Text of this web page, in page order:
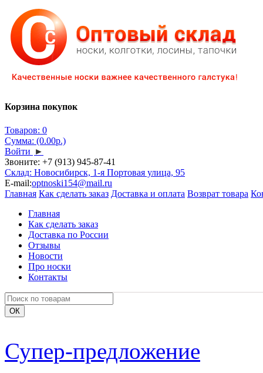
Корзина покупок
Товаров: 0
Сумма: (0.00р.)
Войти ►
Звоните: +7 (913) 945-87-41
Склад: Новосибирск, 1-я Портовая улица, 95
E-mail:optnoski154@mail.ru
Главная Как сделать заказ Доставка и оплата Возврат товара
Главная
Как сделать заказ
Доставка по России
Отзывы
Новости
Про носки
Контакты
Супер-предложение